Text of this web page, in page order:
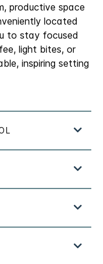
productive space
located
to stay focused
light bites, or
inspiring setting